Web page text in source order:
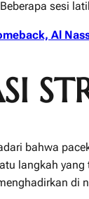
sesi
Al
bahwa
langkah
di